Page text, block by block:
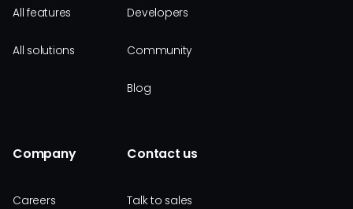
All features
All solutions
Developers
Community
Blog
Company
Careers
Contact us
Talk to sales